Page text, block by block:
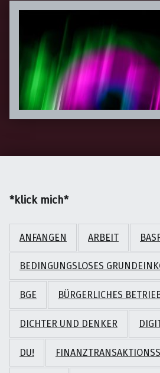
*klick mich*
ANFANGEN ARBEIT
BEDINGUNGSLOSES
BGE BÜRGERLICHES
DICHTER UND DENKER
DU!